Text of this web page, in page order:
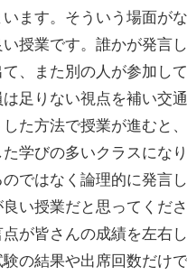
います。そういう場面が
授業です。誰かが発言
て、また別の人が参加し
足りない視点を補い交
した方法で授業が進むと
学びの多いクラスにな
ではなく論理的に発言
良い授業だと思ってくだ
が皆さんの成績を左右
の結果や出席回数だけ